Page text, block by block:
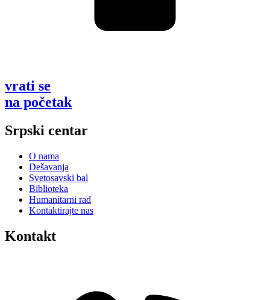
vrati se
na početak
Srpski centar
O nama
Dešavanja
Svetosavski bal
Biblioteka
Humanitarni rad
Kontaktirajte nas
Kontakt